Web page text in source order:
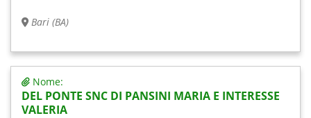
Bari (BA)
Nome:
DEL PONTE SNC DI PANSINI MARIA E INTERESSE
VALERIA